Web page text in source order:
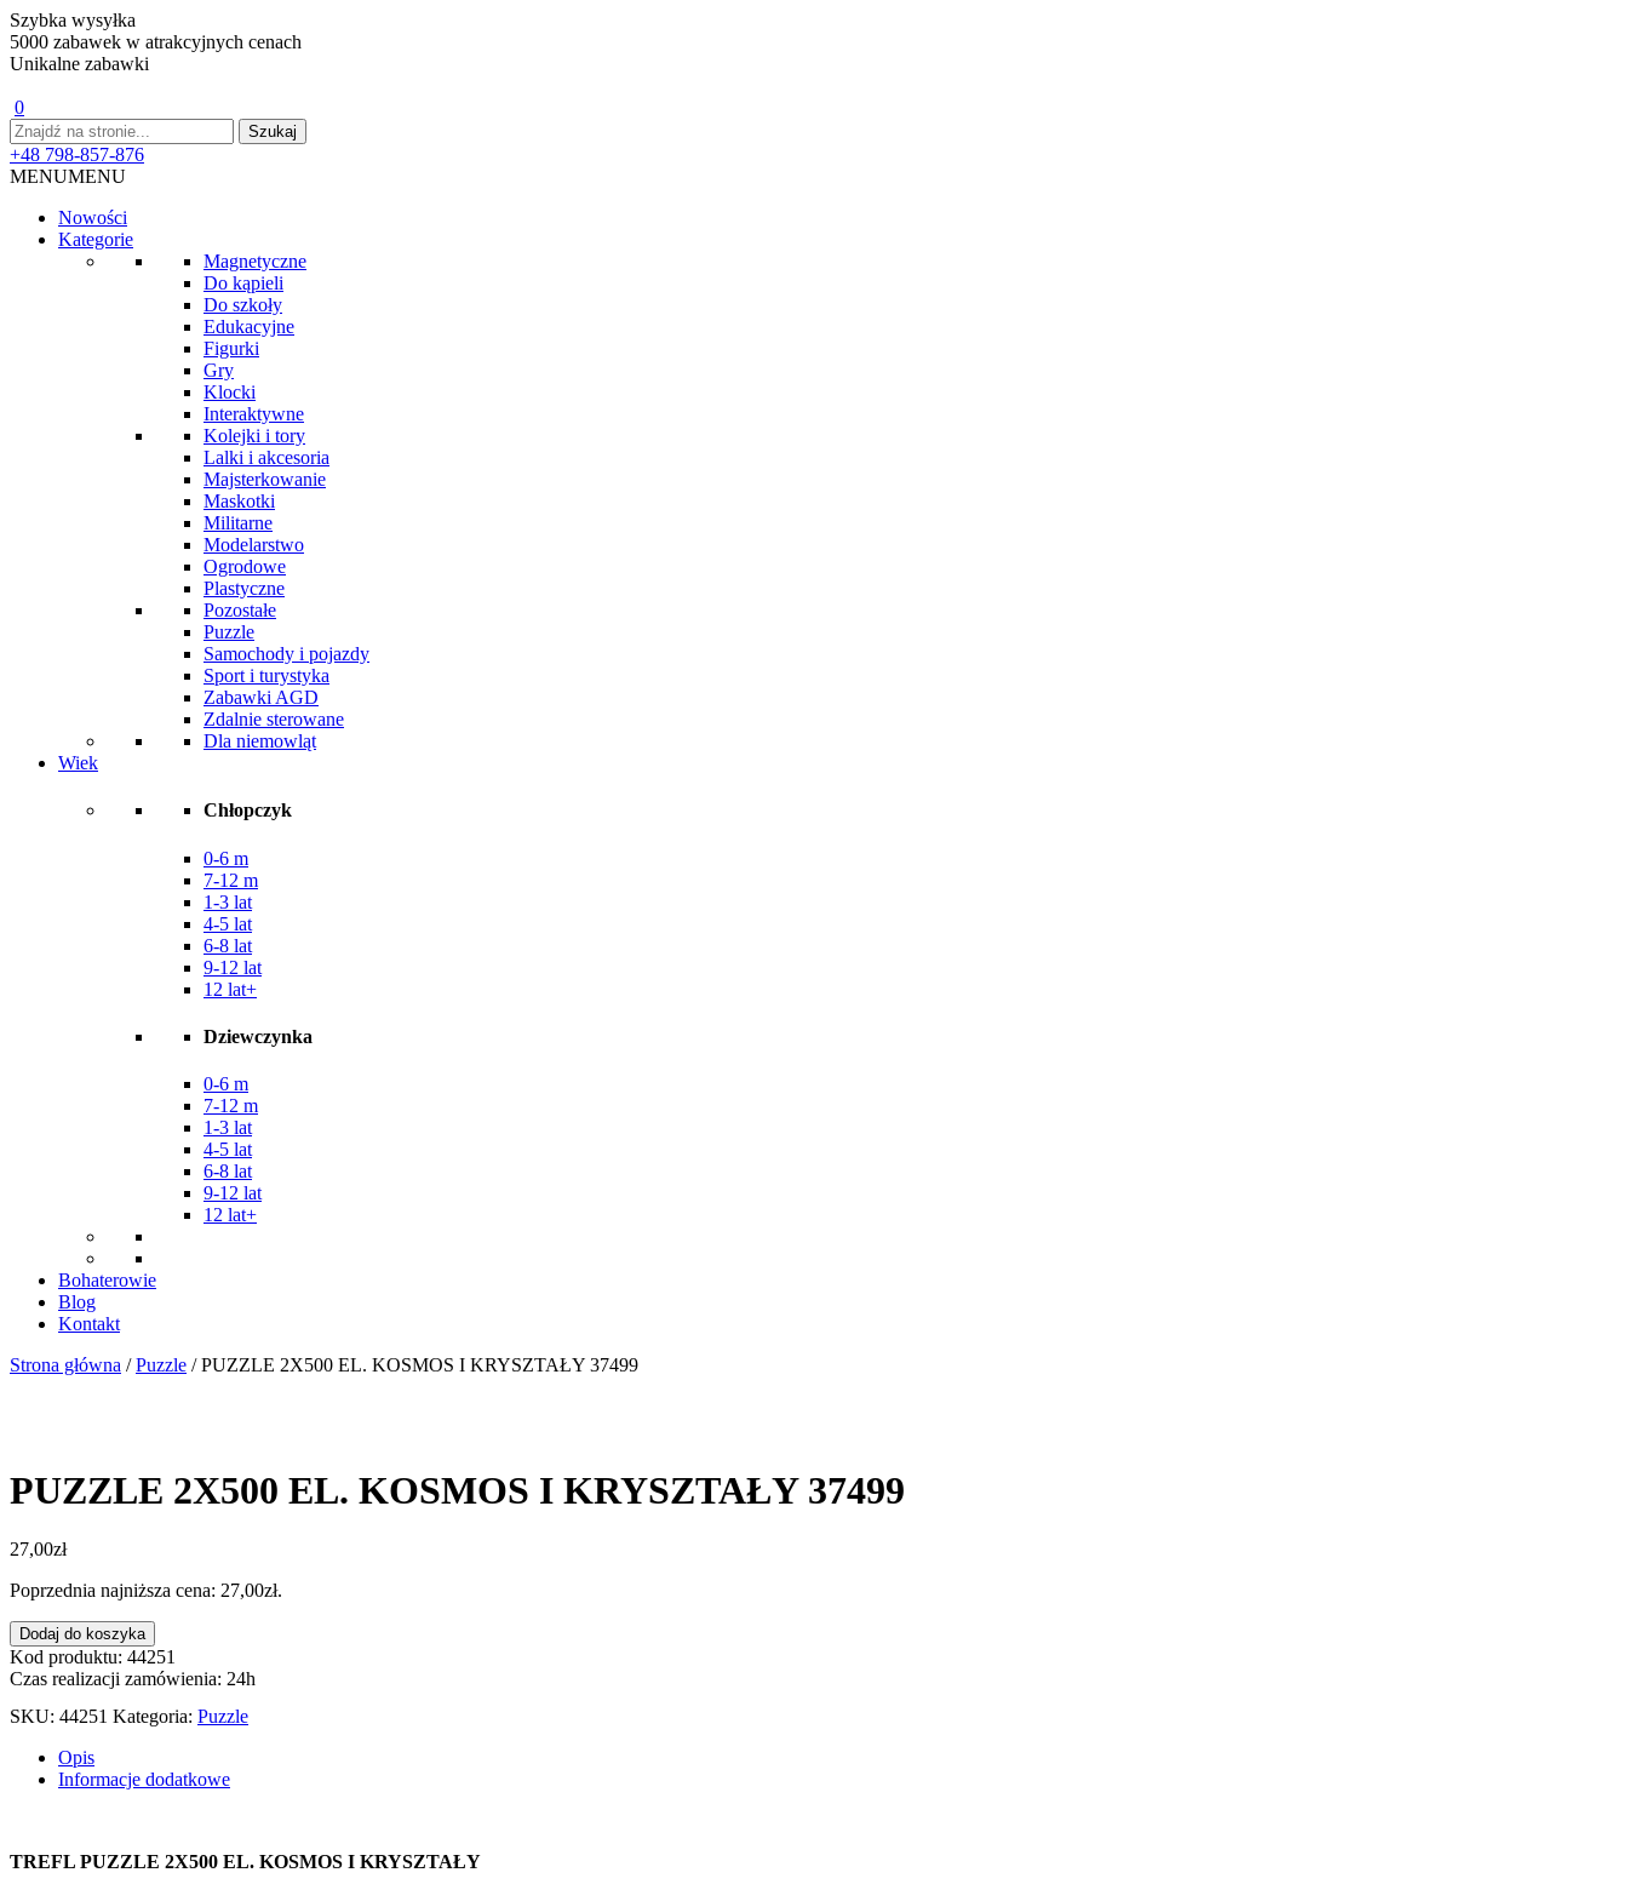
Szybka wysyłka
5000 zabawek w atrakcyjnych cenach
Unikalne zabawki
0
+48 798-857-876
MENUMENU
Nowości
Kategorie
Magnetyczne
Do kąpieli
Do szkoły
Edukacyjne
Figurki
Gry
Klocki
Interaktywne
Kolejki i tory
Lalki i akcesoria
Majsterkowanie
Maskotki
Militarne
Modelarstwo
Ogrodowe
Plastyczne
Pozostałe
Puzzle
Samochody i pojazdy
Sport i turystyka
Zabawki AGD
Zdalnie sterowane
Dla niemowląt
Wiek
Chłopczyk
0-6 m
7-12 m
1-3 lat
4-5 lat
6-8 lat
9-12 lat
12 lat+
Dziewczynka
0-6 m
7-12 m
1-3 lat
4-5 lat
6-8 lat
9-12 lat
12 lat+
Bohaterowie
Blog
Kontakt
Strona główna /Puzzle / PUZZLE 2X500 EL. KOSMOS I KRYSZTAŁY 37499
PUZZLE 2X500 EL. KOSMOS I KRYSZTAŁY 37499
27,00zł
Poprzednia najniższa cena: 27,00zł.
ilość
PUZZLE
2X500
KOSMOS
KRYSZTAŁY
37499
Dodaj do koszyka
Kod produktu: 44251
Czas realizacji zamówienia: 24h
SKU: 44251 Kategoria: Puzzle
Opis
Informacje dodatkowe
TREFL PUZZLE 2X500 EL. KOSMOS I KRYSZTAŁY